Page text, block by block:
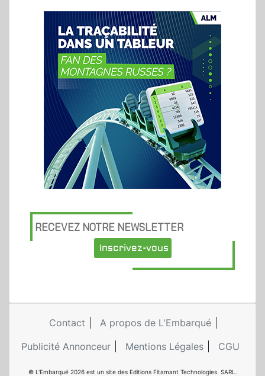
RECEVEZ NOTRE NEWSLETTER
Inscrivez-vous
Contact
A propos de L'Embarqué
Publicité Annonceur
Mentions Légales CGU
© L'Embarqué 2026 est un site des Editions Fitamant Technologies. SARL.